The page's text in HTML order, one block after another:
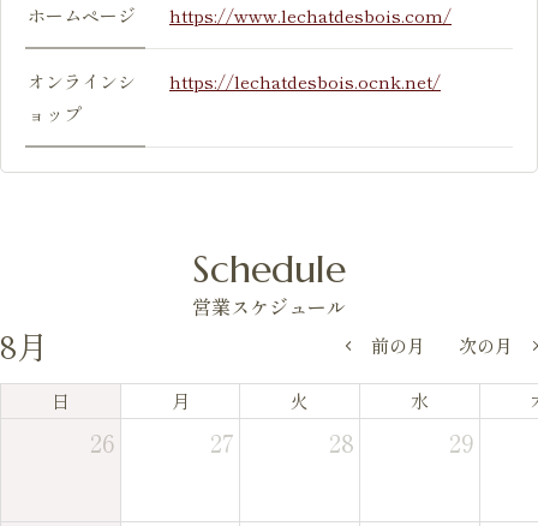
ホームページ https://www.lechatdesbois.com/
オンラインシ
ョップ
https://lechatdesbois.ocnk.net/
Schedule
営業スケジュール
8月 前の月 次の月
日 月 火 水
26 27 28 29